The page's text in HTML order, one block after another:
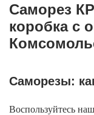
Саморез
коробка с
Саморезы:
Воспользуйтесь